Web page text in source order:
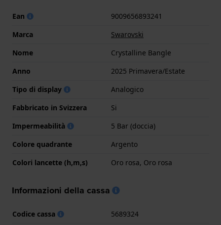
Ean
9009656893241
Marca
Swarovski
Nome
Crystalline Bangle
Anno
2025 Primavera/Estate
Tipo di display
Analogico
Fabbricato in Svizzera
Si
Impermeabilità
5 Bar (doccia)
Colore quadrante
Argento
Colori lancette (h,m,s)
Oro rosa, Oro rosa
Informazioni della cassa
Codice cassa
5689324